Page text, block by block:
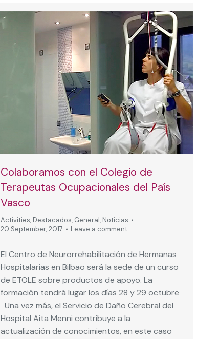
Colaboramos con el Colegio de
Terapeutas Ocupacionales del País
Vasco
Activities, Destacados, General, Noticias
20 September, 2017
Leave a comment
El Centro de Neurorrehabilitación de Hermanas
Hospitalarias en Bilbao será la sede de un curso
de ETOLE sobre productos de apoyo. La
formación tendrá lugar los días 28 y 29 octubre
Una vez más, el Servicio de Daño Cerebral del
Hospital Aita Menni contribuye a la
actualización de conocimientos, en este caso